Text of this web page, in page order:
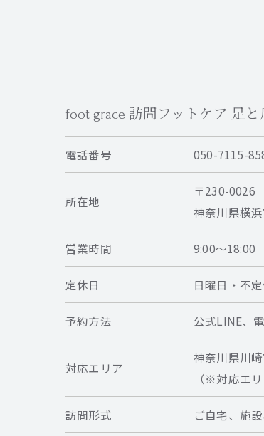
foot grace 訪問フットケア 足
電話番号 050-7115-
所在地
〒230-0026
神奈川県横
営業時間 9:00〜18:00
定休日 日曜日・不
予約方法 公式LINE、
対応エリア
神奈川県川
（※対応エ
訪問形式 ご自宅、施